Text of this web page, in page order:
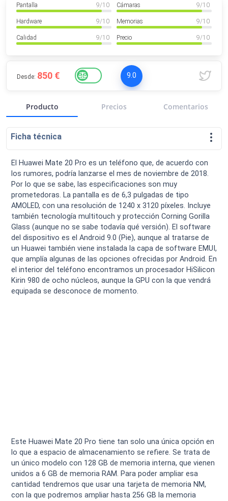
Luchinen
Uruguay
Hola me gustaría saber Si el celula...
VER MÁS
Pantalla 9/ 10 Cámaras 9/ 10
Hardware 9/ 10 Memorias 9/ 10
Calidad 9/ 10 Precio 9/ 10
Desde: 850 € 9.0
Producto Precios Comentarios
Ficha técnica
El Huawei Mate 20 Pro es un teléfono que, de acuerdo con
los rumores, podría lanzarse el mes de noviembre de 2018.
Por lo que se sabe, las especificaciones son muy
prometedoras. La pantalla es de 6,3 pulgadas de tipo
AMOLED, con una resolución de 1240 x 3120 píxeles. Incluye
también tecnología multitouch y protección Corning Gorilla
Glass (aunque no se sabe todavía qué versión). El software
del dispositivo es el Android 9.0 (Pie), aunque al tratarse de
un Huawei también viene instalada la capa de software EMUI,
que amplía algunas de las opciones ofrecidas por Android. En
el interior del teléfono encontramos un procesador HiSilicon
Kirin 980 de ocho núcleos, aunque la GPU con la que vendrá
equipada se desconoce de momento.
Este Huawei Mate 20 Pro tiene tan solo una única opción en
lo que a espacio de almacenamiento se refiere. Se trata de
un único modelo con 128 GB de memoria interna, que vienen
unidos a 6 GB de memoria RAM. Para poder ampliar esa
cantidad tendremos que usar una tarjeta de memoria NM,
con la que podremos ampliar hasta 256 GB la memoria
Descargas Comparativas
Operadores Eventos Comparador